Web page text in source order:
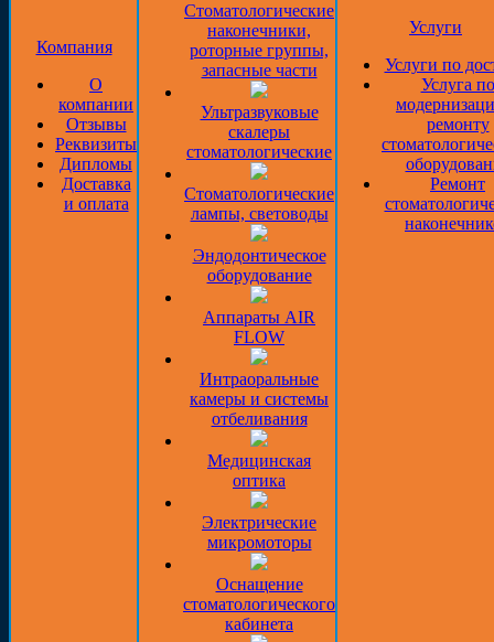
Компания
О
компании
Отзывы
Реквизиты
Дипломы
Доставка
и оплата
Стоматологические
наконечники,
роторные группы,
запасные части
Ультразвуковые
скалеры
стоматологические
Стоматологические
лампы, световоды
Эндодонтическое
оборудование
Аппараты AIR
FLOW
Интраоральные
камеры и системы
отбеливания
Медицинская
оптика
Электрические
микромоторы
Оснащение
стоматологического
кабинета
Услуги
Услуги по
Услуга по
ремонту
Ремонт